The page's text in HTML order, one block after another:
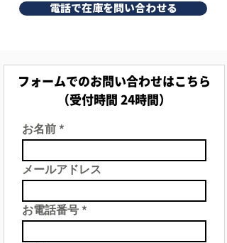
電話で在庫を問い合わせる
フォームでのお問い合わせはこちら
（受付時間 24時間）
お名前
メールアドレス
お電話番号